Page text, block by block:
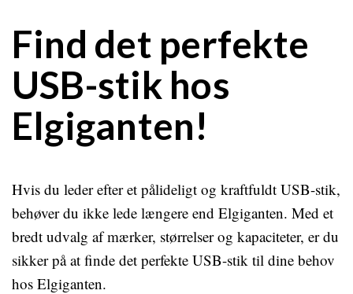
Find det perfekte
USB-stik hos
Elgiganten!
Hvis du leder efter et pålideligt og kraftfuldt USB-stik,
behøver du ikke lede længere end Elgiganten. Med et
bredt udvalg af mærker, størrelser og kapaciteter, er du
sikker på at finde det perfekte USB-stik til dine behov
hos Elgiganten.